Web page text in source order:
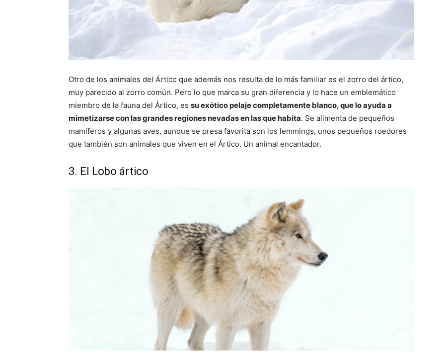
Otro de los animales del Ártico que además nos resulta de lo más familiar es el zorro del ártico,
muy parecido al zorro común. Pero lo que marca su gran diferencia y lo hace un emblemático
miembro de la fauna del Ártico, es su exótico pelaje completamente blanco, que lo ayuda a
mimetizarse con las grandes regiones nevadas en las que habita. Se alimenta de pequeños
mamíferos y algunas aves, aunque se presa favorita son los lemmings, unos pequeños roedores
que también son animales que viven en el Ártico. Un animal encantador.
3. El Lobo ártico